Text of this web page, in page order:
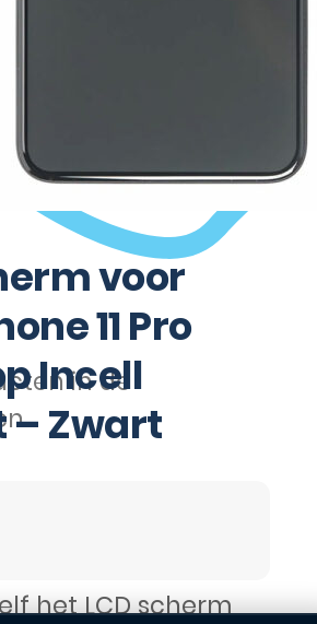
in de
voor
11 Pro
Incell
– Zwart
het LCD scherm